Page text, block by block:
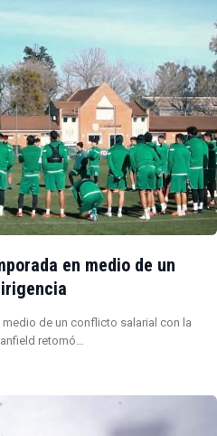
en medio de un
de un conflicto salarial con la
retomó…